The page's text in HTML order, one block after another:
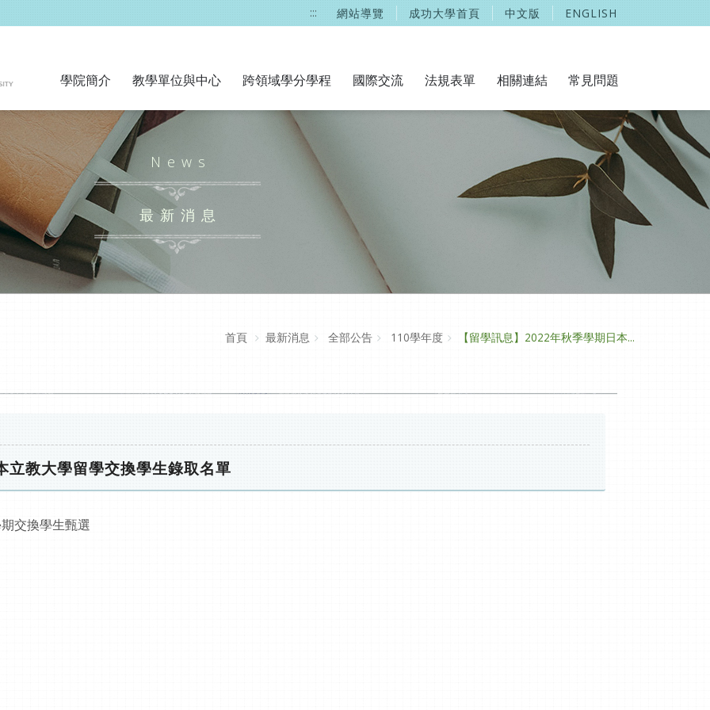
::: 網站導覽 成功大學首頁 中文版 ENGLISH
學院簡介 教學單位與中心 跨領域學分學程 國際交流 法規表單 相關連結 常見問題
News
最新消息
首頁 最新消息 全部公告 110學年度 【留學訊息】2022年秋季學期日本...
教大學留學交換學生錄取名單
交換學生甄選